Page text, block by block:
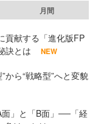
月間
貢献する「進化版FP
訣とは
NEW
から“戦略型”へと変貌
」と「B面」──「経